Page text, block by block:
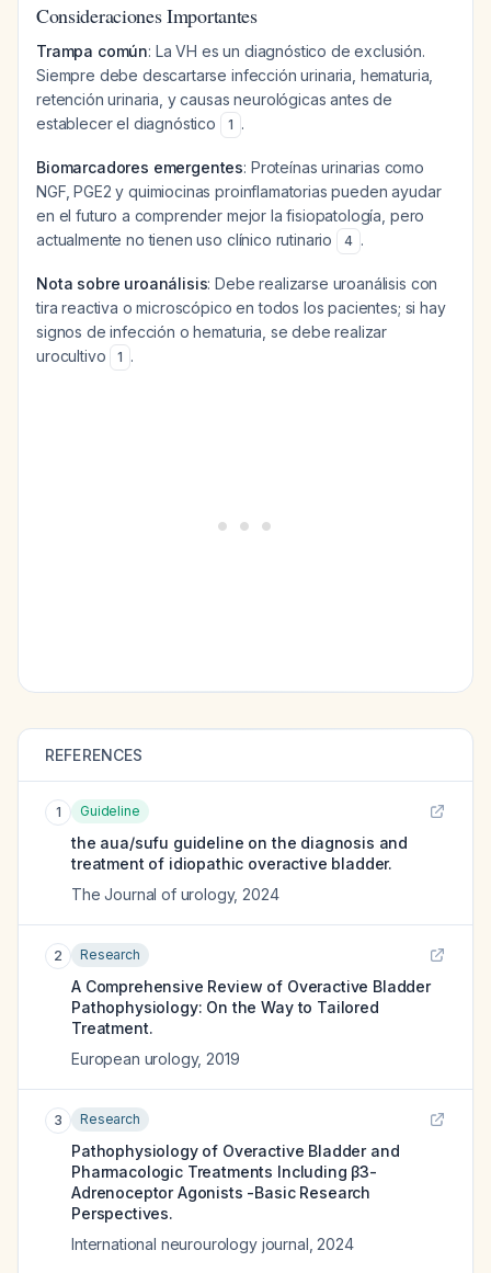
Consideraciones Importantes
Trampa común: La VH es un diagnóstico de exclusión.
Siempre debe descartarse infección urinaria, hematuria,
retención urinaria, y causas neurológicas antes de
establecer el diagnóstico
1 .
Biomarcadores emergentes: Proteínas urinarias como
NGF, PGE2 y quimiocinas proinflamatorias pueden ayudar
en el futuro a comprender mejor la fisiopatología, pero
actualmente no tienen uso clínico rutinario
4 .
Nota sobre uroanálisis: Debe realizarse uroanálisis con
tira reactiva o microscópico en todos los pacientes; si hay
signos de infección o hematuria, se debe realizar
urocultivo
1 .
REFERENCES
1 Guideline
the aua/sufu guideline on the diagnosis and
treatment of idiopathic overactive bladder.
The Journal of urology, 2024
2 Research
A Comprehensive Review of Overactive Bladder
Pathophysiology: On the Way to Tailored
Treatment.
European urology, 2019
3 Research
Pathophysiology of Overactive Bladder and
Pharmacologic Treatments Including β3-
Adrenoceptor Agonists -Basic Research
Perspectives.
International neurourology journal 2024